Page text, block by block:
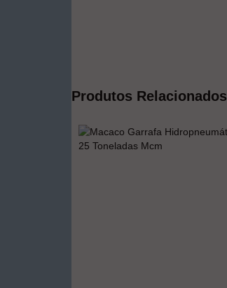
Produtos Relacionados